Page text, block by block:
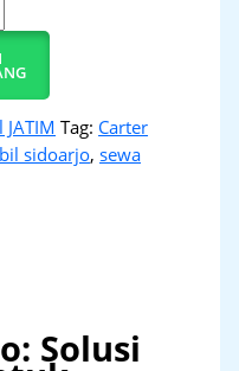
Tag: Carter
sidoarjo,sewa
Solusi